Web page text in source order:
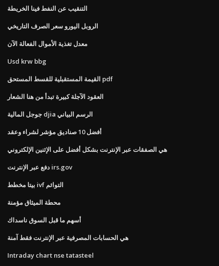
التنقيب عن النفط فينا الخريطة
الروبل اليورو سعر الصرف التاريخي
معدل تغذية الأموال الفعالة الآن
Usd krw bbg
القيمة المستقبلية للقسط المستحق pdf
العقود الآجلة كبيرة تبدأ من هنا الشعار
جوجل المالية djia الرسم البياني
أفضل 10 صناديق مؤشر لشراء وعقد
هي الصفقات عبر الإنترنت بشكل أفضل على الإثنين الإلكتروني
دفع عبر الإنترنت irs.gov
بيتا مخطط ivf التوائم
محطة الميثاق مؤمنة
أسهم ما قبل السوق ناسداك
هي الحسابات المصرفية عبر الإنترنت فقط آمنة
Intraday chart nse tatasteel